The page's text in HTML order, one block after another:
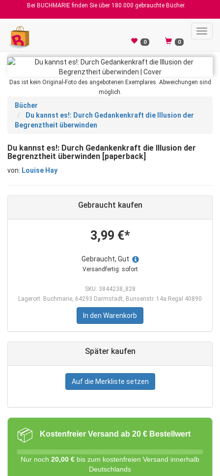
Bei BUCHMARIE finden Sie über 180.000 gebrauchte Bücher.
0 0
Das ist kein Original-Foto des angebotenen Exemplares. Abweichungen sind
möglich.
Bücher
Du kannst es!: Durch Gedankenkraft die Illusion der
Begrenztheit überwinden
Du kannst es!: Durch Gedankenkraft die Illusion der
Begrenztheit überwinden [paperback]
von: Louise Hay
Gebraucht kaufen
3,99 €*
Gebraucht, Gut
Versandfertig: sofort
SKU: 3844238_828
Lagerort: Buchmarie, 64293 Darmstadt, Bunsenstr. 14a Regal 40890
In den Warenkorb
Später kaufen
Auf die Merkliste setzen
📦 Kostenfreier Versand ab 20 € Bestellwert
Nur noch 20,00 € bis zum kostenfreien Versand innerhalb
Deutschlands